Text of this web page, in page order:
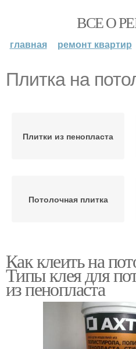
ВСЕ О
главная ремонт квартир
Плитка на
Плитки из пенопласта
Потолочная плитка
потолок
Плитка из пенопласта
Как клеить на
Типы клея для
из пенопласта